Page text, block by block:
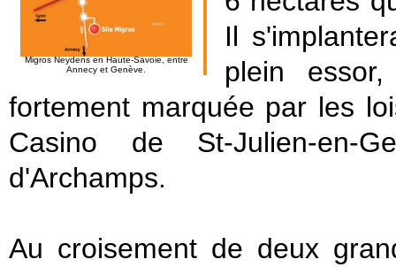
Migros Neydens en Haute-Savoie, entre
Annecy et Genève.
Il
plein
fortement marquée par les
Casino de St-Julien-en-
d'Archamps.
Au croisement de deux